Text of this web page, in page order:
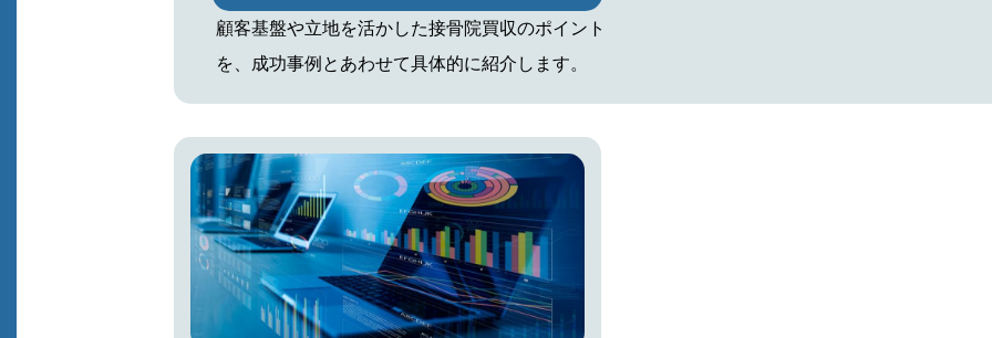
顧客基盤や立地を活かした接骨院買収のポイント
を、成功事例とあわせて具体的に紹介します。